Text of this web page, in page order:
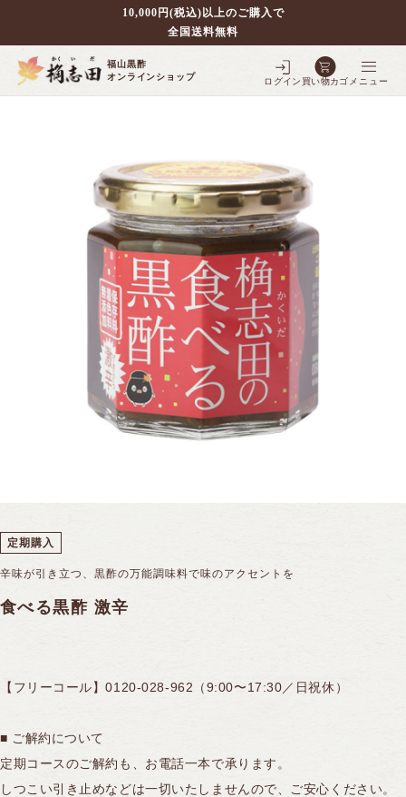
10,000円(税込)以上のご購入で
全国送料無料
福山黒酢
オンラインショップ
ログイン 買い物カゴ メニュー
別で探す
壷仕込み黒酢
全ての商品を見る
3年熟成黒酢
5年熟成黒酢
10年熟成黒酢
機能性表示食品
壷仕込み発酵豆酢
全ての商品を見る
3年熟成大豆酢
10年熟成大豆酢
フルーツ黒酢
全ての商品を見る
フルーツ黒酢
シェフの調味料
全ての商品を見る
ポン酢
ジャム
黒酢スイーツ
ふくれ菓子
煎茶コンブチャ
全ての商品を見る
PANTOSU
定期購入
辛味が引き立つ、黒酢の万能調味料で味のアクセントを
食べる黒酢 激辛
【フリーコール】0120-028-962（9:00〜17:30／日祝休）
■ ご解約について
定期コースのご解約も、お電話一本で承ります。
しつこい引き止めなどは一切いたしませんので、ご安心ください。